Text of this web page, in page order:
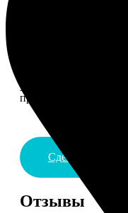
Введите адрес и
у вас есть промокод,
промокода.
Сделать заказ
Отзывы